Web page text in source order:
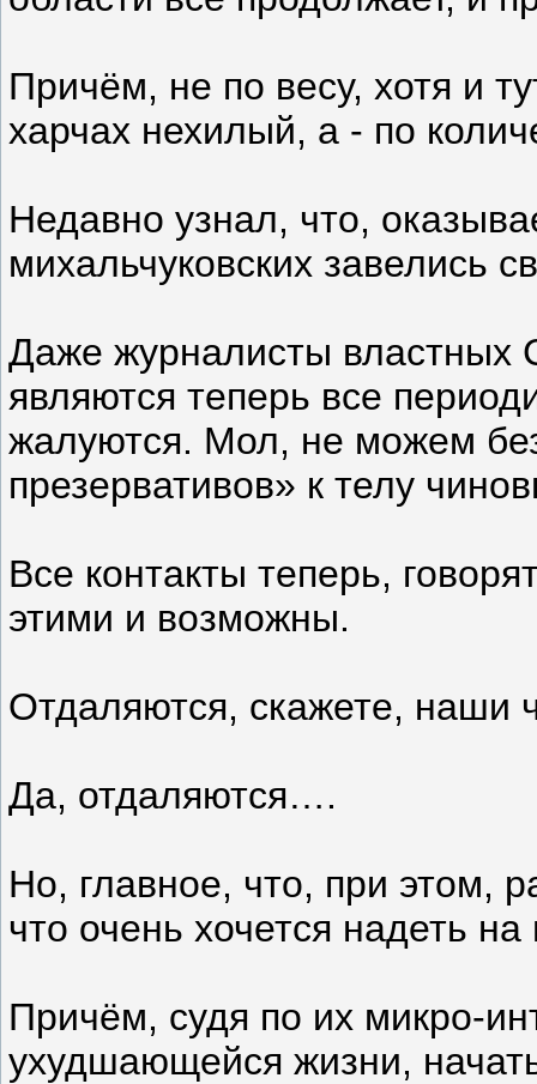
Причём, не по весу, хотя и
харчах нехилый, а - по
Недавно узнал, что,
михальчуковских завелись
Даже журналисты
являются теперь все
жалуются. Мол, не можем
презервативов» к телу
Все контакты теперь,
этими и возможны.
Отдаляются, скажете, наши
Да, отдаляются….
Но, главное, что, при этом,
что очень хочется надеть
Причём, судя по их микро-
ухудшающейся жизни,